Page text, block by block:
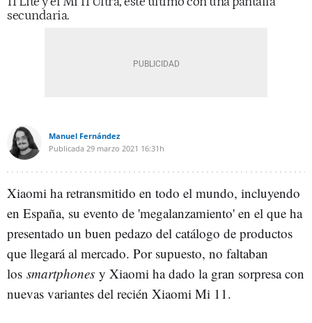
secundaria.
Manuel Fernández
Publicada 29 marzo 2021 16:31h
Xiaomi ha retransmitido en todo el mundo, incluyendo
en España, su evento de 'megalanzamiento' en el que ha
presentado un buen pedazo del catálogo de productos
que llegará al mercado. Por supuesto, no faltaban
los smartphones y Xiaomi ha dado la gran sorpresa con
nuevas variantes del recién Xiaomi Mi 11.